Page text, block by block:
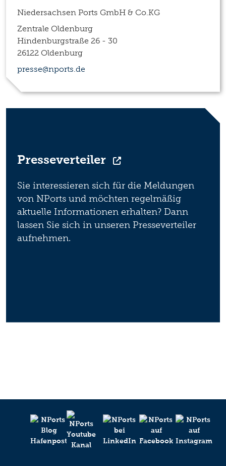
Niedersachsen Ports GmbH & Co.KG
Zentrale Oldenburg
Hindenburgstraße 26 - 30
26122 Oldenburg
presse@nports.de
Presseverteiler
Sie interessieren sich für die Meldungen
von NPorts und möchten regelmäßig
aktuelle Informationen erhalten? Dann
lassen Sie sich in unseren Presseverteiler
aufnehmen.